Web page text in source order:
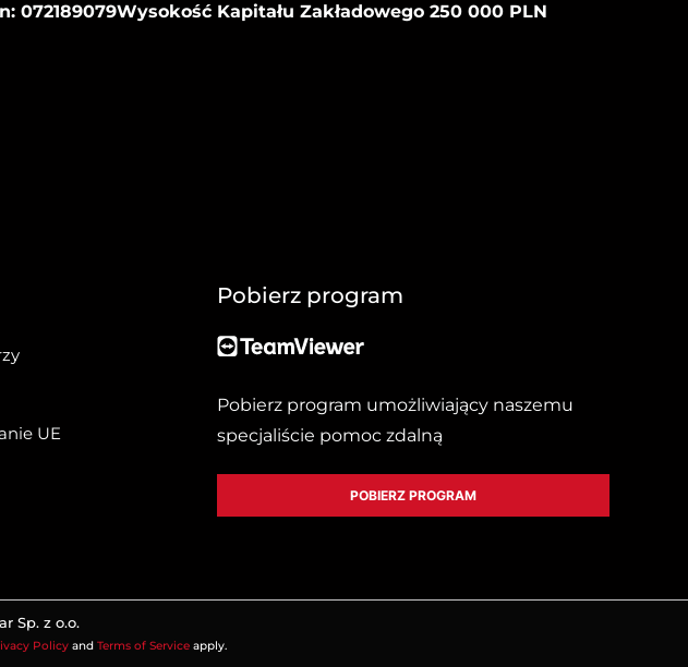
072189079Wysokość Kapitału Zakładowego 250 000 PLN
UE
Pobierz program
Pobierz program umożliwiający naszemu
specjaliście pomoc zdalną
POBIERZ PROGRAM
Sp. z o.o.
Policyand Terms of Serviceapply.